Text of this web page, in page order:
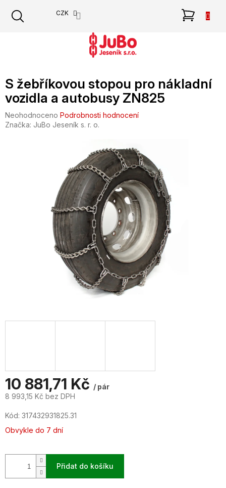
obsah
CZK
S žebříkovou stopou pro nákladní
vozidla a autobusy ZN825
Průměrné
hodnocení
Neohodnoceno Podrobnosti hodnocení
Značka: JuBo Jeseník s. r. o.
10 881,71 Kč / pár
8 993,15 Kč bez DPH
cena:
Kód: 317432931825.31
Obvykle do 7 dní
Přidat do košíku